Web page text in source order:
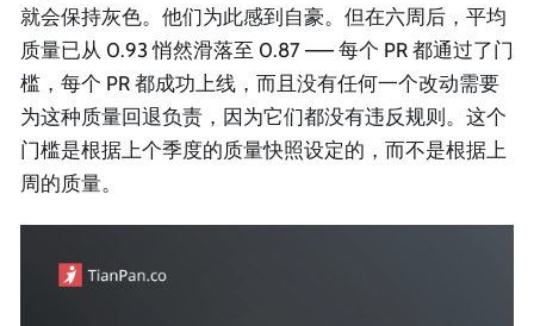
就会保持灰色。他们为此感到自豪。但在六周后，平均
质量已从 0.93 悄然滑落至 0.87 —— 每个 PR 都通过了门
槛，每个 PR 都成功上线，而且没有任何一个改动需要
为这种质量回退负责，因为它们都没有违反规则。这个
门槛是根据上个季度的质量快照设定的，而不是根据上
周的质量。